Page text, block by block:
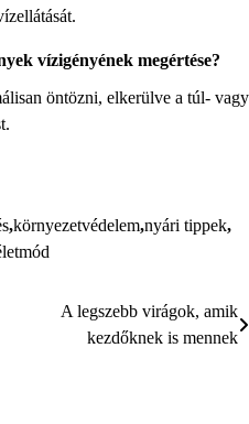
vízigényének megértése?
öntözni, elkerülve a túl- vagy
,környezetvédelem,nyári tippek,
A legszebb virágok, amik
kezdőknek is mennek